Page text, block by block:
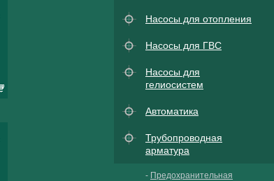
Насосы для отопления
Насосы для ГВС
Насосы для
гелиосистем
Автоматика
Трубопроводная
арматура
- Предохранительная